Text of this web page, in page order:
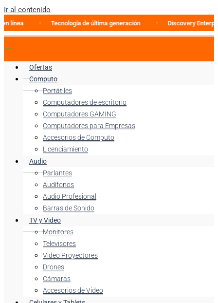
Ir al contenido
Tecnología de última generación Discovery Enterprise
Ofertas
Computo
Portátiles
Computadores de escritorio
Computadores GAMING
Computadores para Empresas
Accesorios de Computo
Licenciamiento
Audio
Parlantes
Audífonos
Audio Profesional
Barras de Sonido
TV y Video
Monitores
Televisores
Video Proyectores
Drones
Cámaras
Accesorios de Video